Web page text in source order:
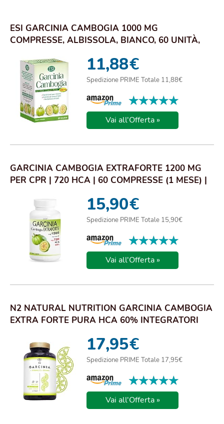
ESI GARCINIA CAMBOGIA 1000 MG
COMPRESSE, ALBISSOLA, BIANCO, 60 UNITÀ,
11,88€
Spedizione PRIME Totale 11,88€
★★★★★
★★★★★
Vai all'Offerta »
GARCINIA CAMBOGIA EXTRAFORTE 1200 MG
PER CPR | 720 HCA | 60 COMPRESSE (1 MESE) |
15,90€
Spedizione PRIME Totale 15,90€
★★★★★
★★★★★
Vai all'Offerta »
N2 NATURAL NUTRITION GARCINIA CAMBOGIA
EXTRA FORTE PURA HCA 60% INTEGRATORI
17,95€
Spedizione PRIME Totale 17,95€
★★★★★
★★★★★
Vai all'Offerta »